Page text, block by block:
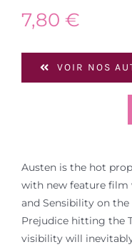
7,80 €
VOIR NOS
Austen is the hot
with new feature film
and Sensibility on the
Prejudice hitting the
visibility will